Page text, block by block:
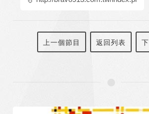
上一個節目 返回列表